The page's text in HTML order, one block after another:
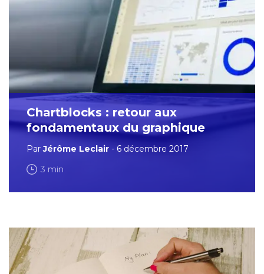
Chartblocks : retour aux
fondamentaux du graphique
ParJérôme Leclair - 6 décembre 2017
3 min